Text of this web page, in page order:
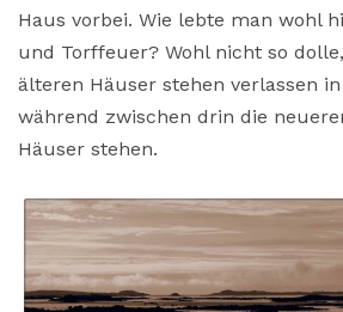
Haus vorbei. Wie lebte man wohl
und Torffeuer? Wohl nicht so
älteren Häuser stehen verlassen
während zwischen drin die
Häuser stehen.